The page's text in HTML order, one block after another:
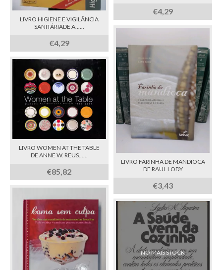
LIVRO HIGIENE E VIGILÂNCIA
SANITÁRIADE A......
€4,29
€4,29
LIVRO WOMEN AT THE TABLE
DE ANNE W. REUS......
€85,82
LIVRO FARINHA DE MANDIOCA
DE RAUL LODY
€3,43
NO MAIS STOCK